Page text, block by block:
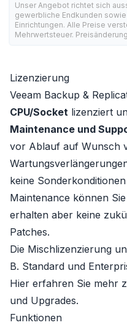
Unser Angebot richtet sich
gewerbliche Endkunden
Einrichtungen. Alle Preise
Mehrwertsteuer.
Lizenzierung
Veeam Backup &
CPU/Socket lizenziert
Maintenance und
vor Ablauf auf Wunsch
keine
Maintenance können
erhalten aber keine
Patches.
Die Mischlizenzierung
B. Standard und
Hier erfahren Sie mehr
und Upgrades.
Funktionen